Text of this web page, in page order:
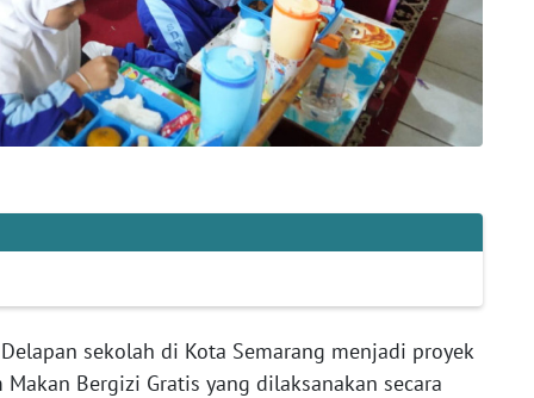
sekolah di Kota Semarang menjadi proyek
Bergizi Gratis yang dilaksanakan secara